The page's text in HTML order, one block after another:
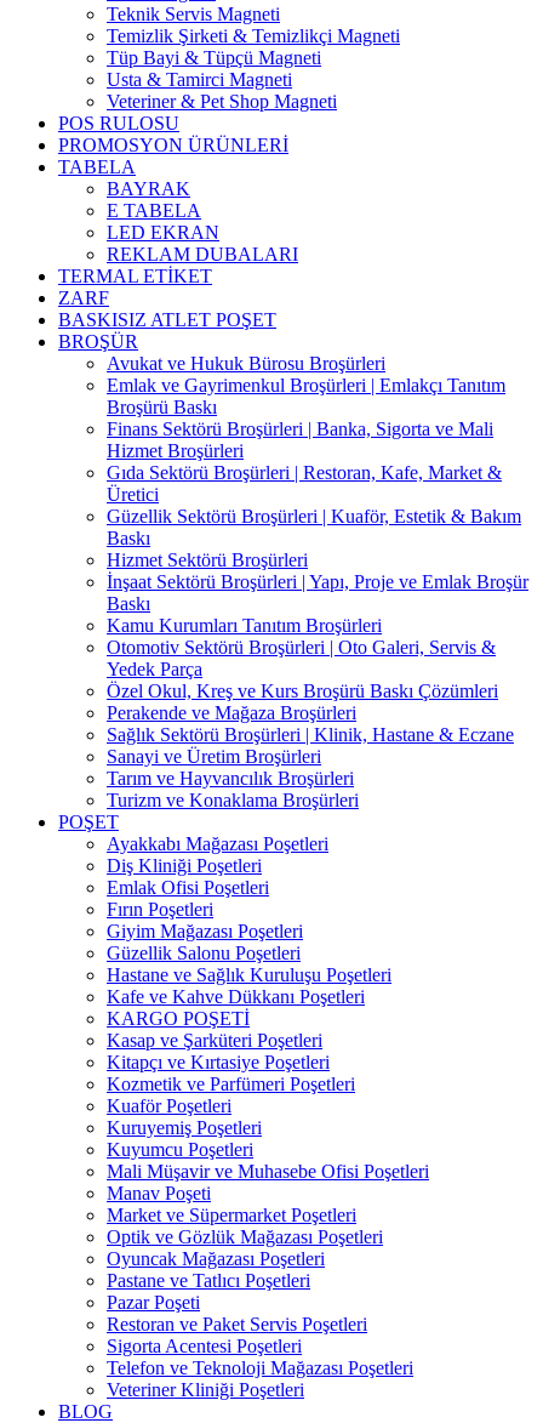
Teknik Servis Magneti
Temizlik Şirketi & Temizlikçi Magneti
Tüp Bayi & Tüpçü Magneti
Usta & Tamirci Magneti
Veteriner & Pet Shop Magneti
POS RULOSU
PROMOSYON ÜRÜNLERİ
TABELA
BAYRAK
E TABELA
LED EKRAN
REKLAM DUBALARI
TERMAL ETİKET
ZARF
BASKISIZ ATLET POŞET
BROŞÜR
Avukat ve Hukuk Bürosu Broşürleri
Emlak ve Gayrimenkul Broşürleri | Emlakçı Tanıtım
Broşürü Baskı
Finans Sektörü Broşürleri | Banka, Sigorta ve Mali
Hizmet Broşürleri
Gıda Sektörü Broşürleri | Restoran, Kafe, Market &
Üretici
Güzellik Sektörü Broşürleri | Kuaför, Estetik & Bakım
Baskı
Hizmet Sektörü Broşürleri
İnşaat Sektörü Broşürleri | Yapı, Proje ve Emlak Broşür
Baskı
Kamu Kurumları Tanıtım Broşürleri
Otomotiv Sektörü Broşürleri | Oto Galeri, Servis &
Yedek Parça
Özel Okul, Kreş ve Kurs Broşürü Baskı Çözümleri
Perakende ve Mağaza Broşürleri
Sağlık Sektörü Broşürleri | Klinik, Hastane & Eczane
Sanayi ve Üretim Broşürleri
Tarım ve Hayvancılık Broşürleri
Turizm ve Konaklama Broşürleri
POŞET
Ayakkabı Mağazası Poşetleri
Diş Kliniği Poşetleri
Emlak Ofisi Poşetleri
Fırın Poşetleri
Giyim Mağazası Poşetleri
Güzellik Salonu Poşetleri
Hastane ve Sağlık Kuruluşu Poşetleri
Kafe ve Kahve Dükkanı Poşetleri
KARGO POŞETİ
Kasap ve Şarküteri Poşetleri
Kitapçı ve Kırtasiye Poşetleri
Kozmetik ve Parfümeri Poşetleri
Kuaför Poşetleri
Kuruyemiş Poşetleri
Kuyumcu Poşetleri
Mali Müşavir ve Muhasebe Ofisi Poşetleri
Manav Poşeti
Market ve Süpermarket Poşetleri
Optik ve Gözlük Mağazası Poşetleri
Oyuncak Mağazası Poşetleri
Pastane ve Tatlıcı Poşetleri
Pazar Poşeti
Restoran ve Paket Servis Poşetleri
Sigorta Acentesi Poşetleri
Telefon ve Teknoloji Mağazası Poşetleri
Veteriner Kliniği Poşetleri
BLOG